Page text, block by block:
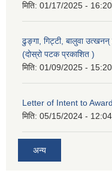
मिति: 01/17/2025 - 16:20
ढुङ्गा, गिट्टी, बालुवा
(दोस्रो पटक प्रकाशित )
मिति: 01/09/2025 - 15:20
Letter of Intent to
मिति: 05/15/2024 - 12:04
अन्य